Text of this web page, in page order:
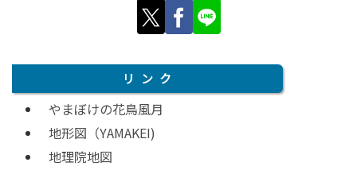
リンク
やまぼけの花鳥風月
地形図（YAMAKEI)
地理院地図